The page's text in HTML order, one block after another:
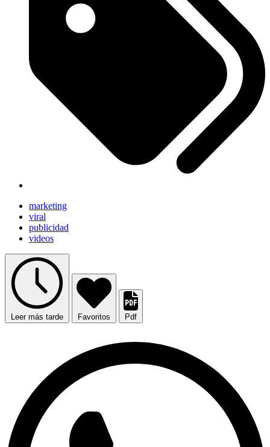
marketing
viral
publicidad
videos
Leer más tarde Favoritos Pdf